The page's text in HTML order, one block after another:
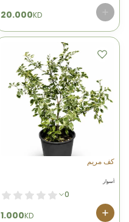
20.000KD
كف مريم
أسوار
0
1.000KD